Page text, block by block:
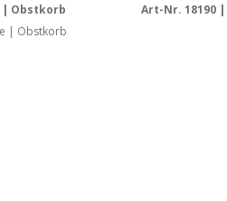
Obstkorb Art-Nr. 18190 |